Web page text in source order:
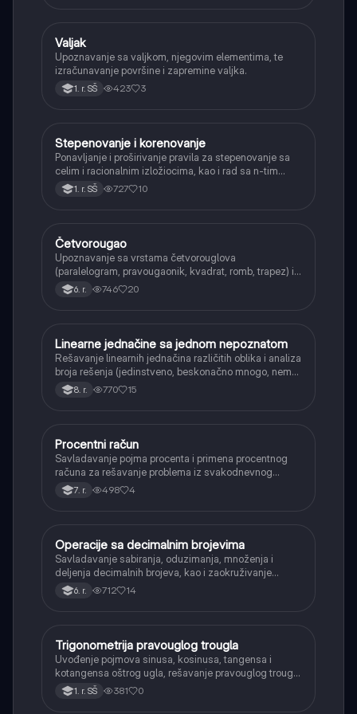
Matematika
Valjak
Upoznavanje sa valjkom, njegovim elementima, te
izračunavanje površine i zapremine valjka.
1. r. SŠ 423 3
Matematika
Stepenovanje i korenovanje
Ponavljanje i proširivanje pravila za stepenovanje sa
celim i racionalnim izložiocima, kao i rad sa n-tim
korenima i racionalizacijom imenioca.
1. r. SŠ 727 10
Matematika
Četvorougao
Upoznavanje sa vrstama četvorouglova
(paralelogram, pravougaonik, kvadrat, romb, trapez) i
njihovim osnovnim svojstvima.
6. r. 746 20
Matematika
Linearne jednačine sa jednom nepoznatom
Rešavanje linearnih jednačina različitih oblika i analiza
broja rešenja (jedinstveno, beskonačno mnogo, nema
rešenja).
8. r. 770 15
Matematika
Procentni račun
Savladavanje pojma procenta i primena procentnog
računa za rešavanje problema iz svakodnevnog
života, kao što su popusti, kamate i povećanja.
7. r. 498 4
Matematika
Operacije sa decimalnim brojevima
Savladavanje sabiranja, oduzimanja, množenja i
deljenja decimalnih brojeva, kao i zaokruživanje
decimalnih brojeva.
6. r. 712 14
Matematika
Trigonometrija pravouglog trougla
Uvođenje pojmova sinusa, kosinusa, tangensa i
kotangensa oštrog ugla, rešavanje pravouglog trougla
i primena osnovnih trigonometrijskih identiteta.
1. r. SŠ 381 0